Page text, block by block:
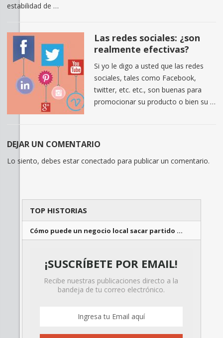
estabilidad de …
Las redes sociales: ¿son
realmente efectivas?
Si yo le digo a usted que las redes
sociales, tales como Facebook,
twitter, etc. etc., son buenas para
promocionar su producto o bien su …
DEJAR UN COMENTARIO
Lo siento, debes estar conectado para publicar un comentario.
TOP HISTORIAS
Cómo puede un negocio local sacar partido …
¡SUSCRÍBETE POR EMAIL!
Recibe nuestras publicaciones directo a la
bandeja de tu correo electrónico.